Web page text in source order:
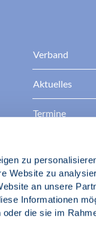
zu
Website zu
an unsere
Informationen
die sie im
Verband
Aktuelles
Termine
Berufsethik
Fach- und